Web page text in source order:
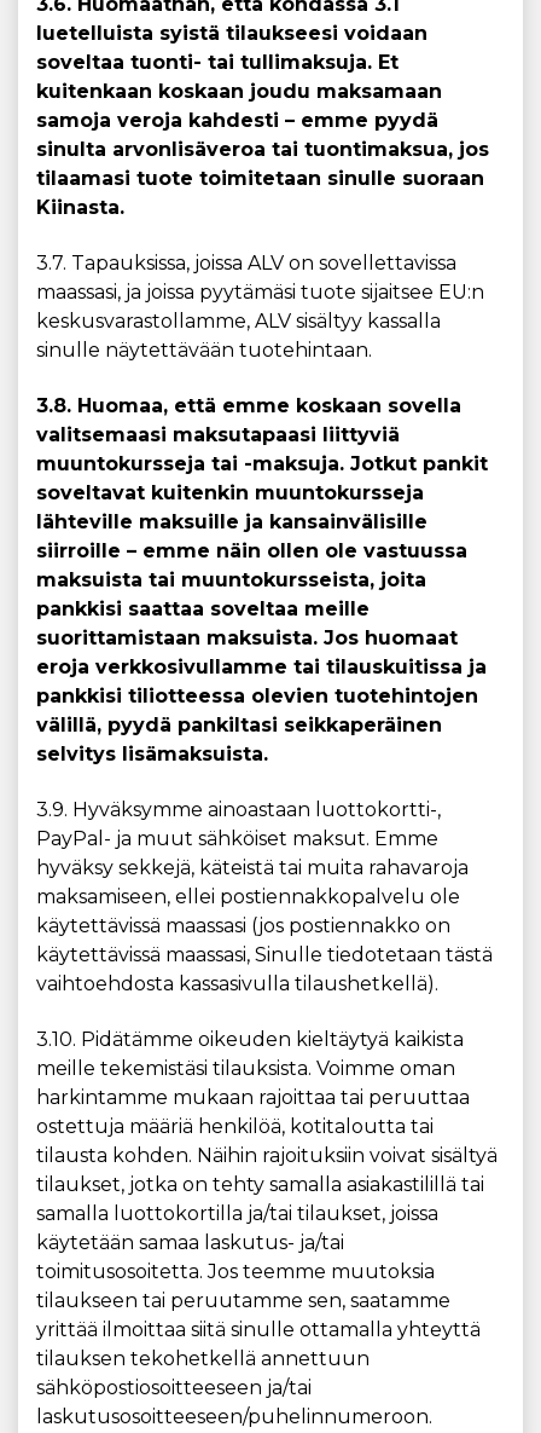
luetelluista syistä tilaukseesi voidaan
soveltaa tuonti- tai tullimaksuja. Et
kuitenkaan koskaan joudu maksamaan
samoja veroja kahdesti – emme pyydä
sinulta arvonlisäveroa tai tuontimaksua, jos
tilaamasi tuote toimitetaan sinulle suoraan
Kiinasta.
3.7. Tapauksissa, joissa ALV on sovellettavissa
maassasi, ja joissa pyytämäsi tuote sijaitsee EU:n
keskusvarastollamme, ALV sisältyy kassalla
sinulle näytettävään tuotehintaan.
3.8. Huomaa, että emme koskaan sovella
valitsemaasi maksutapaasi liittyviä
muuntokursseja tai -maksuja. Jotkut pankit
soveltavat kuitenkin muuntokursseja
lähteville maksuille ja kansainvälisille
siirroille – emme näin ollen ole vastuussa
maksuista tai muuntokursseista, joita
pankkisi saattaa soveltaa meille
suorittamistaan maksuista. Jos huomaat
eroja verkkosivullamme tai tilauskuitissa ja
pankkisi tiliotteessa olevien tuotehintojen
välillä, pyydä pankiltasi seikkaperäinen
selvitys lisämaksuista.
3.9. Hyväksymme ainoastaan luottokortti-,
PayPal- ja muut sähköiset maksut. Emme
hyväksy sekkejä, käteistä tai muita rahavaroja
maksamiseen, ellei postiennakkopalvelu ole
käytettävissä maassasi (jos postiennakko on
käytettävissä maassasi, Sinulle tiedotetaan tästä
vaihtoehdosta kassasivulla tilaushetkellä).
3.10. Pidätämme oikeuden kieltäytyä kaikista
meille tekemistäsi tilauksista. Voimme oman
harkintamme mukaan rajoittaa tai peruuttaa
ostettuja määriä henkilöä, kotitaloutta tai
tilausta kohden. Näihin rajoituksiin voivat sisältyä
tilaukset, jotka on tehty samalla asiakastilillä tai
samalla luottokortilla ja/tai tilaukset, joissa
käytetään samaa laskutus- ja/tai
toimitusosoitetta. Jos teemme muutoksia
tilaukseen tai peruutamme sen, saatamme
yrittää ilmoittaa siitä sinulle ottamalla yhteyttä
tilauksen tekohetkellä annettuun
sähköpostiosoitteeseen ja/tai
laskutusosoitteeseen/puhelinnumeroon.